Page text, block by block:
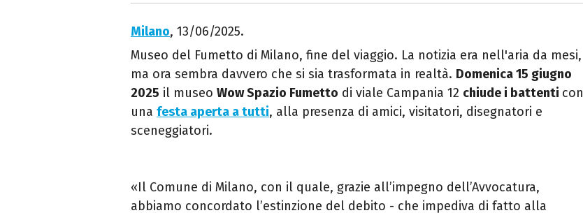
Milano, 13/06/2025.
Museo del Fumetto di Milano, fine del viaggio. La notizia era nell'aria da mesi,
ma ora sembra davvero che si sia trasformata in realtà. Domenica 15 giugno
2025 il museo Wow Spazio Fumetto di viale Campania 12 chiude i battenti con
una festa aperta a tutti, alla presenza di amici, visitatori, disegnatori e
sceneggiatori.
«Il Comune di Milano, con il quale, grazie all’impegno dell’Avvocatura,
abbiamo concordato l’estinzione del debito - che impediva di fatto alla